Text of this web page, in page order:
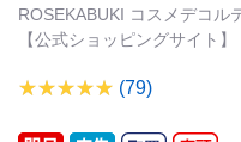
ROSEKABUKI コスメデコ
【公式ショッピングサイト】
(79)